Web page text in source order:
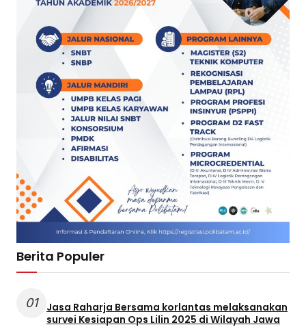
Berita Populer
01
Jasa Raharja Bersama korlantas melaksanakan
survei Kesiapan Ops Lilin 2025 di Wilayah Jawa